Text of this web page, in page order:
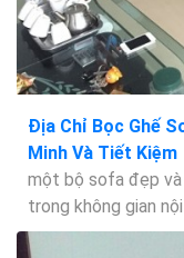
Địa Chỉ Bọc Ghế
Minh Và Tiết Kiệm
một bộ sofa đẹp
trong không gian